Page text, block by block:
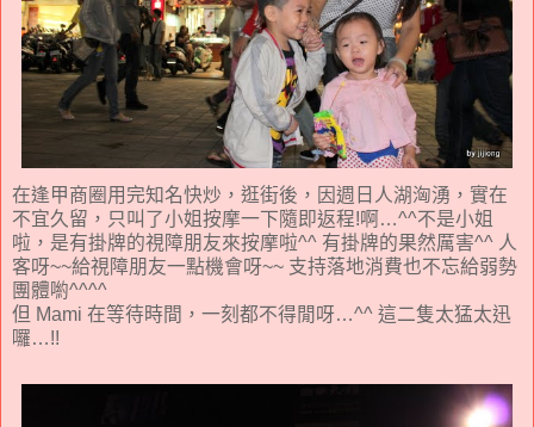
在逢甲商圈用完知名快炒，逛街後，因週日人湖洶湧，實在
不宜久留，只叫了小姐按摩一下隨即返程!啊…^^不是小姐
啦，是有掛牌的視障朋友來按摩啦^^ 有掛牌的果然厲害^^ 人
客呀~~給視障朋友一點機會呀~~ 支持落地消費也不忘給弱勢
團體喲^^^^
但 Mami 在等待時間，一刻都不得閒呀…^^ 這二隻太猛太迅
囉…!!